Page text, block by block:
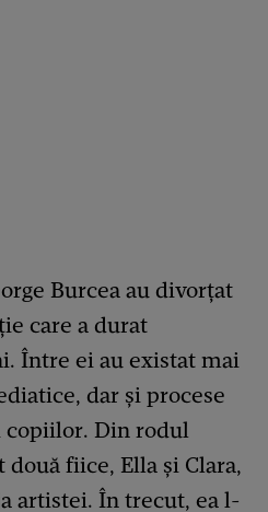
Burcea au divorțat
care a durat
Între ei au existat mai
dar și procese
Din rodul
fiice, Ella și Clara,
artistei. În trecut, ea l-